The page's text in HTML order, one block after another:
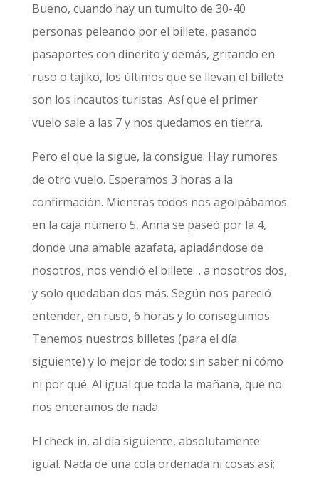
Bueno, cuando hay un tumulto de 30-40
personas peleando por el billete, pasando
pasaportes con dinerito y demás, gritando en
ruso o tajiko, los últimos que se llevan el billete
son los incautos turistas. Así que el primer
vuelo sale a las 7 y nos quedamos en tierra.
Pero el que la sigue, la consigue. Hay rumores
de otro vuelo. Esperamos 3 horas a la
confirmación. Mientras todos nos agolpábamos
en la caja número 5, Anna se paseó por la 4,
donde una amable azafata, apiadándose de
nosotros, nos vendió el billete… a nosotros dos,
y solo quedaban dos más. Según nos pareció
entender, en ruso, 6 horas y lo conseguimos.
Tenemos nuestros billetes (para el día
siguiente) y lo mejor de todo: sin saber ni cómo
ni por qué. Al igual que toda la mañana, que no
nos enteramos de nada.
El check in, al día siguiente, absolutamente
igual. Nada de una cola ordenada ni cosas así;